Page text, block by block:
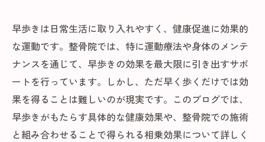
早歩きは日常生活に取り入れやすく、健康促進に効果的
な運動です。整骨院では、特に運動療法や身体のメンテ
ナンスを通じて、早歩きの効果を最大限に引き出すサポ
ートを行っています。しかし、ただ早く歩くだけでは効
果を得ることは難しいのが現実です。このブログでは、
早歩きがもたらす具体的な健康効果や、整骨院での施術
と組み合わせることで得られる相乗効果について詳しく